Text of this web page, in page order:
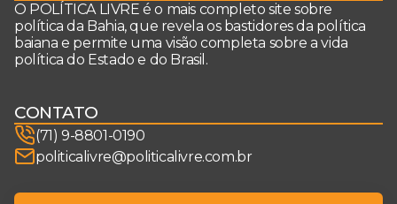
O POLÍTICA LIVRE é o mais completo site sobre
política da Bahia, que revela os bastidores da política
baiana e permite uma visão completa sobre a vida
política do Estado e do Brasil.
CONTATO
(71) 9-8801-0190
politicalivre@politicalivre.com.br